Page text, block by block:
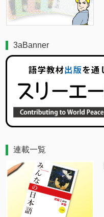
3aBanner
連載一覧